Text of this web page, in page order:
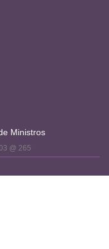
Ministros
@ 265